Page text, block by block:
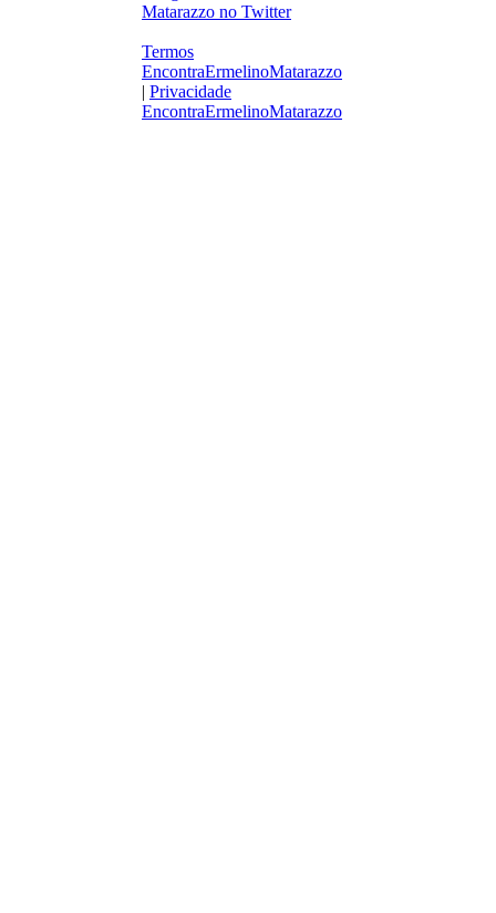
Termos
EncontraErmelinoMatarazzo
| Privacidade
EncontraErmelinoMatarazzo